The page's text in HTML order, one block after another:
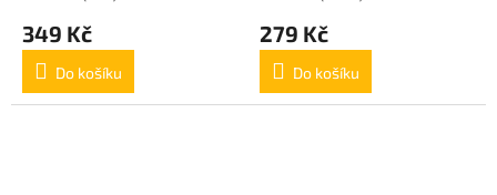
349 Kč
Do košíku
279 Kč
Do košíku